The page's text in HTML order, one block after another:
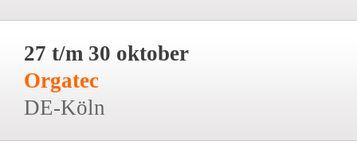
27 t/m 30 oktober
Orgatec
DE-Köln